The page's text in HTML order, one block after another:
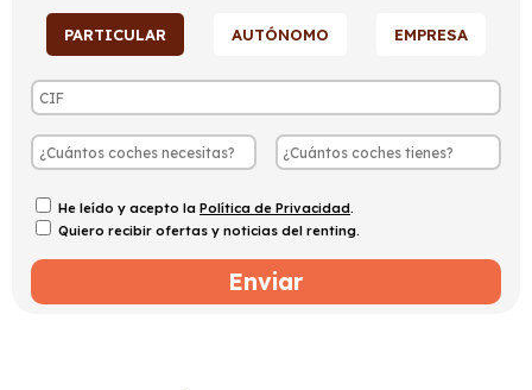
PARTICULAR AUTÓNOMO EMPRESA
He leído y acepto la Política de Privacidad.
Quiero recibir ofertas y noticias del renting.